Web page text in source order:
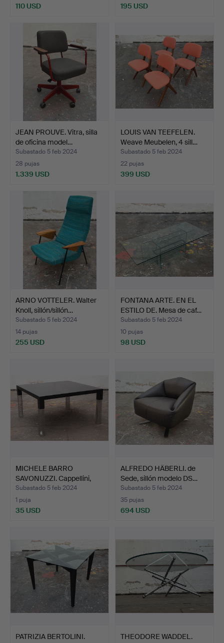
110 USD 195 USD
JEAN PROUVE. Vitra, silla
de oficina model…
Subastado 5 feb 2024
28 pujas
1.339 USD
LOUIS VAN TEEFELEN.
Weave Meubelen, 4 sill…
Subastado 5 feb 2024
22 pujas
399 USD
ARNO VOTTELER. Walter
Knoll, sillón/sillón…
Subastado 5 feb 2024
14 pujas
255 USD
FONTANA ARTE. EN EL
ESTILO DE. Mesa de caf…
Subastado 5 feb 2024
10 pujas
98 USD
MICHELE BARRO
SAVONUZZI. Cappellini,
mesa …
Subastado 5 feb 2024
1 puja
35 USD
ALFREDO HÄBERLI. de
Sede, sillón modelo DS…
Subastado 5 feb 2024
35 pujas
694 USD
PATRIZIA BERTOLINI.
THEODORE WADDEL.